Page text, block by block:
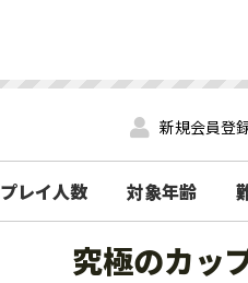
新規会員登
プレイ人数 対象年齢
究極のカッ